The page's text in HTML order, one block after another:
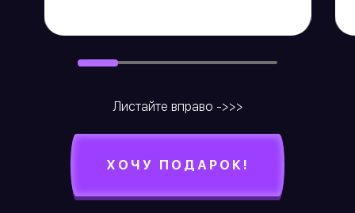
Листайте вправо ->>>
ХОЧУ ПОДАРОК!